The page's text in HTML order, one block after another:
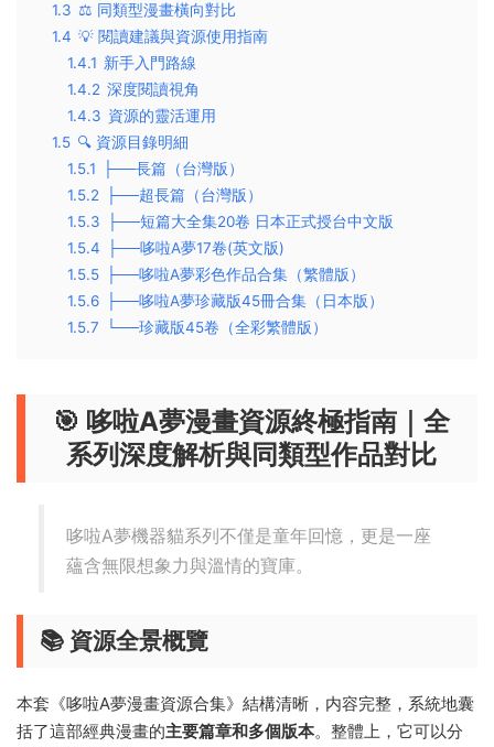
1.3 ⚖️ 同類型漫畫橫向對比
1.4 💡 閱讀建議與資源使用指南
1.4.1 新手入門路線
1.4.2 深度閱讀視角
1.4.3 資源的靈活運用
1.5 🔍 資源目錄明細
1.5.1
├──長篇（台灣版）
1.5.2
├──超長篇（台灣版）
1.5.3
├──短篇大全集20卷 日本正式授台中文版
1.5.4
├──哆啦A夢17卷(英文版)
1.5.5
├──哆啦A夢彩色作品合集（繁體版）
1.5.6
├──哆啦A夢珍藏版45冊合集（日本版）
1.5.7
└──珍藏版45卷（全彩繁體版）
🎯 哆啦A夢漫畫資源終極指南｜全
系列深度解析與同類型作品對比
哆啦A夢機器貓系列不僅是童年回憶，更是一座
蘊含無限想象力與溫情的寶庫。
📚 資源全景概覽
本套《哆啦A夢漫畫資源合集》結構清晰，内容完整，系統地囊
括了這部經典漫畫的主要篇章和多個版本。整體上，它可以分